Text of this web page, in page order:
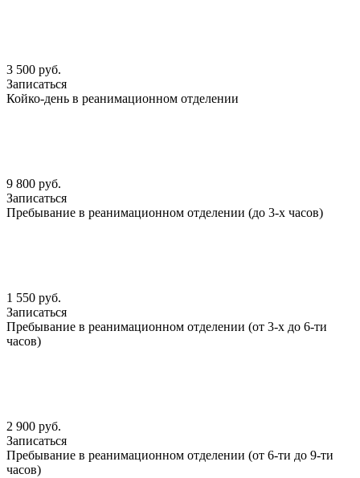
3 500 руб.
Записаться
Койко-день в реанимационном отделении
9 800 руб.
Записаться
Пребывание в реанимационном отделении (до 3-х часов)
1 550 руб.
Записаться
Пребывание в реанимационном отделении (от 3-х до 6-ти
часов)
2 900 руб.
Записаться
Пребывание в реанимационном отделении (от 6-ти до 9-ти
часов)